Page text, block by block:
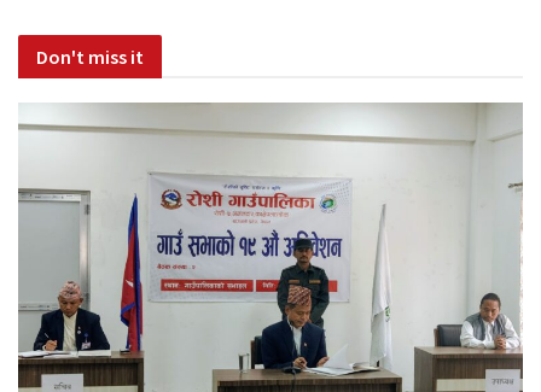
Don't miss it